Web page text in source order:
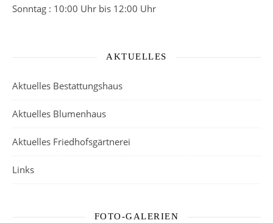
Sonntag : 10:00 Uhr bis 12:00 Uhr
AKTUELLES
Aktuelles Bestattungshaus
Aktuelles Blumenhaus
Aktuelles Friedhofsgärtnerei
Links
FOTO-GALERIEN